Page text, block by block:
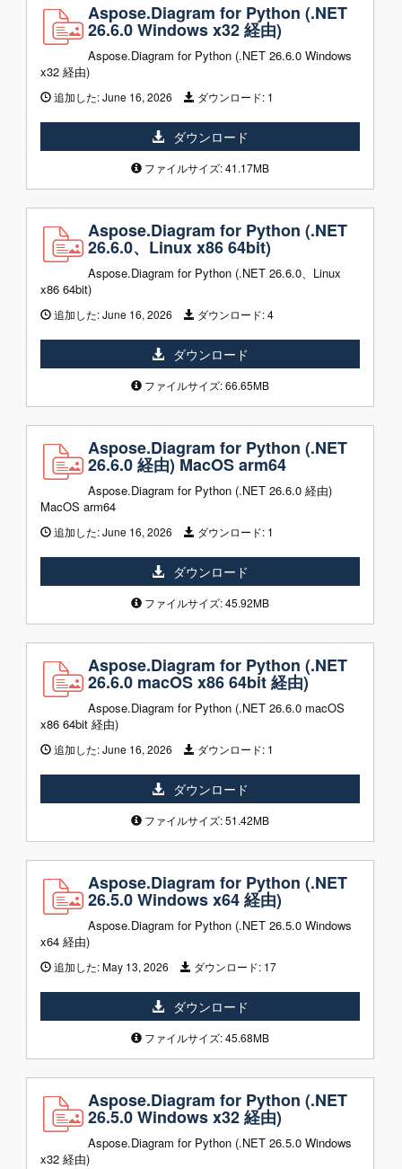
Aspose.Diagram for Python (.NET
26.6.0 Windows x32 経由)
Aspose.Diagram for Python (.NET 26.6.0 Windows
x32 経由)
追加した:June 16, 2026 ダウンロード: 1
ダウンロード
ファイルサイズ: 41.17MB
Aspose.Diagram for Python (.NET
26.6.0、Linux x86 64bit)
Aspose.Diagram for Python (.NET 26.6.0、Linux
x86 64bit)
追加した:June 16, 2026 ダウンロード:4
ダウンロード
ファイルサイズ: 66.65MB
Aspose.Diagram for Python (.NET
26.6.0 経由) MacOS arm64
Aspose.Diagram for Python (.NET 26.6.0 経由)
MacOS arm64
追加した:June 16, 2026 ダウンロード: 1
ダウンロード
ファイルサイズ: 45.92MB
Aspose.Diagram for Python (.NET
26.6.0 macOS x86 64bit 経由)
Aspose.Diagram for Python (.NET 26.6.0 macOS
x86 64bit 経由)
追加した:June 16, 2026 ダウンロード: 1
ダウンロード
ファイルサイズ: 51.42MB
Aspose.Diagram for Python (.NET
26.5.0 Windows x64 経由)
Aspose.Diagram for Python (.NET 26.5.0 Windows
x64 経由)
追加した:May 13, 2026 ダウンロード: 17
ダウンロード
ファイルサイズ: 45.68MB
Aspose.Diagram for Python (.NET
26.5.0 Windows x32 経由)
Aspose.Diagram for Python (.NET 26.5.0 Windows
x32 経由)